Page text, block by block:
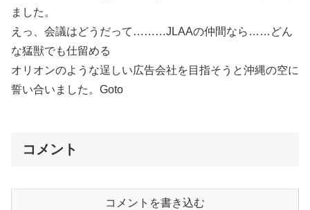
ました。
えっ、会議はどうだって………JLAAの仲間なら……どん
な猛獣でも仕留める
オリオンのような逞しい広告会社を目指そうと沖縄の空に
誓い合いました。Goto
コメント
コメントを書き込む